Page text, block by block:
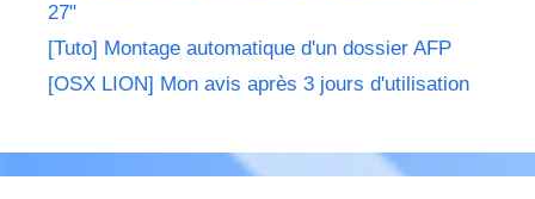
27"
[Tuto] Montage automatique d'un dossier AFP
[OSX LION] Mon avis après 3 jours d'utilisation